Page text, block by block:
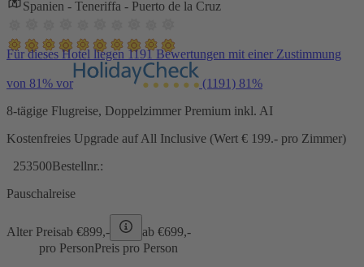
Spanien - Teneriffa - Puerto de la Cruz
Für dieses Hotel liegen 1191 Bewertungen mit einer Zustimmung
von 81% vor (1191) 81%
8-tägige Flugreise, Doppelzimmer Premium inkl. AI
Kostenfreies Upgrade auf All Inclusive (Wert € 199.- pro Zimmer)
253500Bestellnr.:
Pauschalreise
Alter Preisab €899,- ab €699,-
pro PersonPreis pro Person